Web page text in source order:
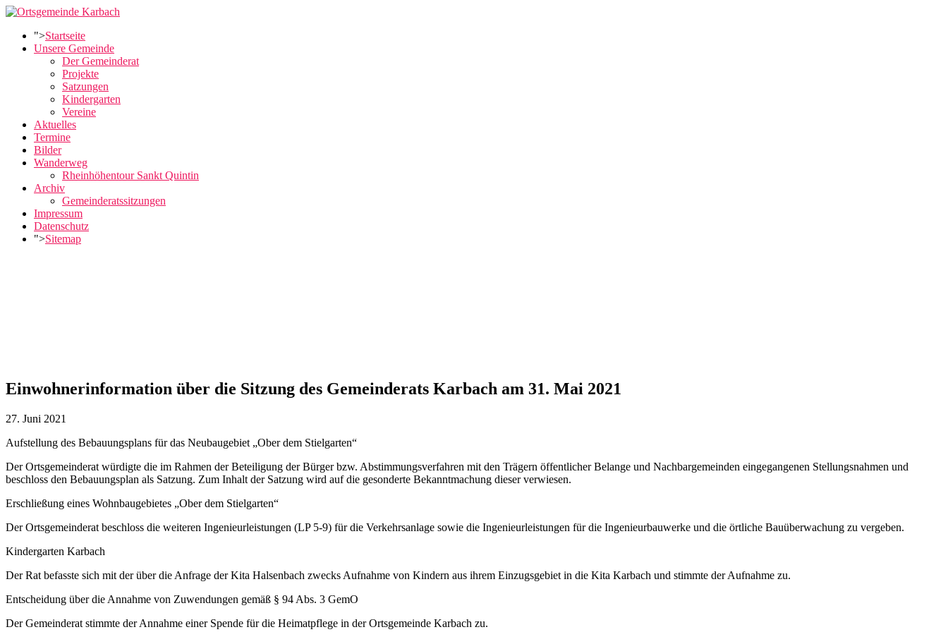
">Startseite
Unsere Gemeinde
Der Gemeinderat
Projekte
Satzungen
Kindergarten
Vereine
Aktuelles
Termine
Bilder
Wanderweg
Rheinhöhentour Sankt Quintin
Archiv
Gemeinderatssitzungen
Impressum
Datenschutz
">Sitemap
Einwohnerinformation über die Sitzung des Gemeinderats Karbach am 31. Mai 2021
27. Juni 2021
Aufstellung des Bebauungsplans für das Neubaugebiet „Ober dem Stielgarten“
Der Ortsgemeinderat würdigte die im Rahmen der Beteiligung der Bürger bzw. Abstimmungsverfahren mit den Trägern öffentlicher Belange und Nachbargemeinden eingegangenen Stellungsnahmen und
beschloss den Bebauungsplan als Satzung. Zum Inhalt der Satzung wird auf die gesonderte Bekanntmachung dieser verwiesen.
Erschließung eines Wohnbaugebietes „Ober dem Stielgarten“
Der Ortsgemeinderat beschloss die weiteren Ingenieurleistungen (LP 5-9) für die Verkehrsanlage sowie die Ingenieurleistungen für die Ingenieurbauwerke und die örtliche Bauüberwachung zu vergeben.
Kindergarten Karbach
Der Rat befasste sich mit der über die Anfrage der Kita Halsenbach zwecks Aufnahme von Kindern aus ihrem Einzugsgebiet in die Kita Karbach und stimmte der Aufnahme zu.
Entscheidung über die Annahme von Zuwendungen gemäß § 94 Abs. 3 GemO
Der Gemeinderat stimmte der Annahme einer Spende für die Heimatpflege in der Ortsgemeinde Karbach zu.